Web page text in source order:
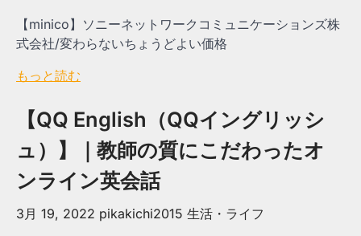
【minico】ソニーネットワークコミュニケーションズ株
式会社/変わらないちょうどよい価格
もっと読む
【QQ English（QQイングリッシ
ュ）】｜教師の質にこだわったオ
ンライン英会話
3月 19, 2022 pikakichi2015 生活・ライフ